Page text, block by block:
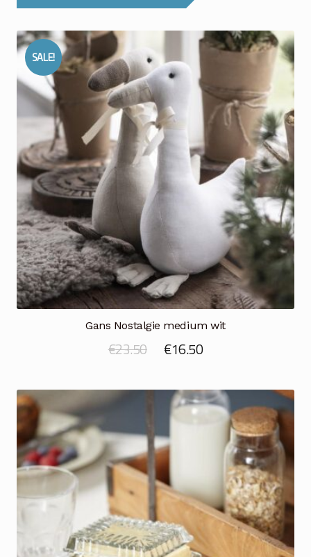
Gans Nostalgie medium wit
SALE!
€23.50
Oorspronkelijke
was:
€23.50.
€16.50Huidige
is:
€16.50.